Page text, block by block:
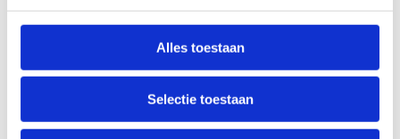
Alles toestaan
Selectie toestaan
NIVEAU